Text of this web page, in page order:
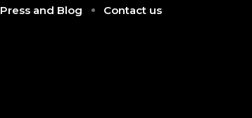
Press and Blog Contact us